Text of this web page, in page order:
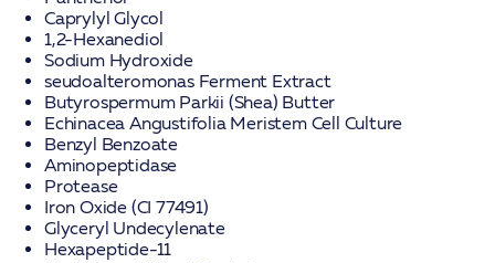
Caprylyl Glycol
1,2-Hexanediol
Sodium Hydroxide
seudoalteromonas Ferment Extract
Butyrospermum Parkii (Shea) Butter
Echinacea Angustifolia Meristem Cell Culture
Benzyl Benzoate
Aminopeptidase
Protease
Iron Oxide (CI 77491)
Glyceryl Undecylenate
Hexapeptide-11